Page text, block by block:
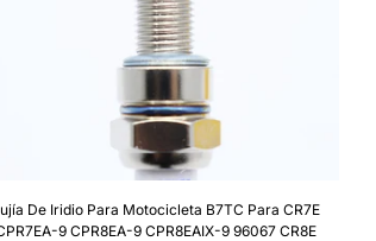
De Iridio Para Motocicleta B7TC Para CR7E
9 CPR8EA-9 CPR8EAIX-9 96067 CR8E